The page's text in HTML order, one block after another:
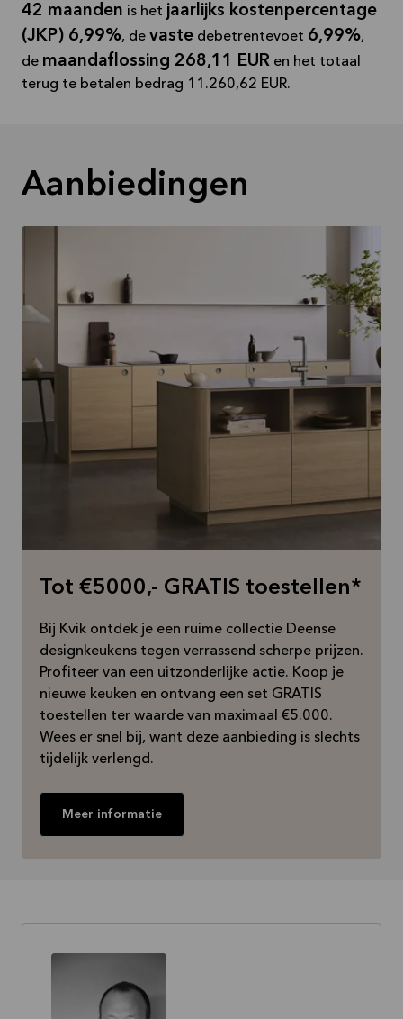
42 maanden is het jaarlijks kostenpercentage
(JKP) 6,99%, de vaste debetrentevoet 6,99%,
de maandaflossing 268,11 EUR en het totaal
terug te betalen bedrag 11.260,62 EUR.
Aanbiedingen
Tot €5000,- GRATIS toestellen*
Bij Kvik ontdek je een ruime collectie Deense
designkeukens tegen verrassend scherpe prijzen.
Profiteer van een uitzonderlijke actie. Koop je
nieuwe keuken en ontvang een set GRATIS
toestellen ter waarde van maximaal €5.000.
Wees er snel bij, want deze aanbieding is slechts
tijdelijk verlengd.
Meer informatie